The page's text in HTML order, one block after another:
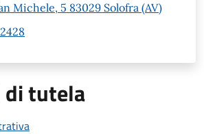
Michele, 5 83029 Solofra (AV)
tutela